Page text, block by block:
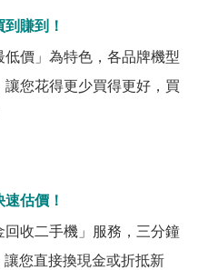
賺到！
價」為特色，各品牌機型
您花得更少買得更好，買
估價！
收二手機」服務，三分鐘
您直接換現金或折抵新